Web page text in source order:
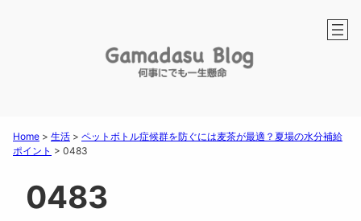
Home > 生活 > ペットボトル症候群を防ぐには麦茶が最適？夏場の水分補給
ポイント > 0483
0483